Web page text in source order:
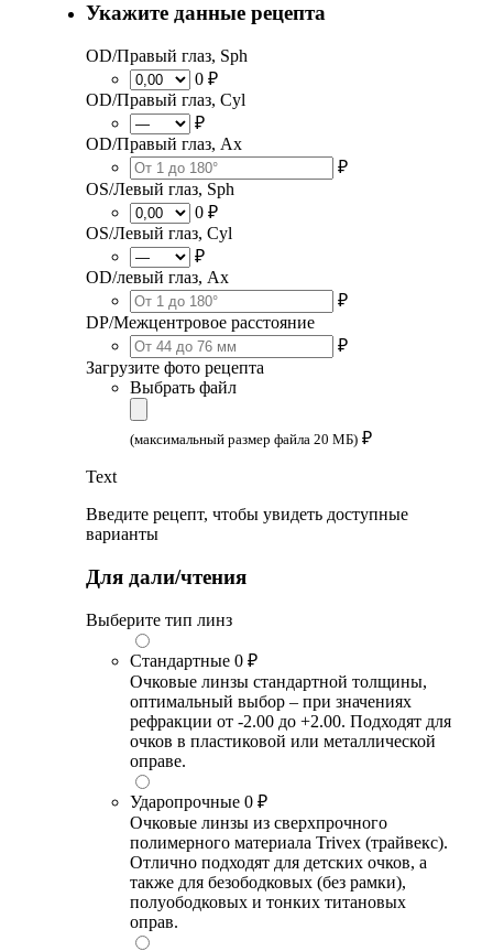
Укажите данные рецепта
OD/Правый глаз, Sph
0 ₽
OD/Правый глаз, Cyl
₽
OD/Правый глаз, Ax
₽
OS/Левый глаз, Sph
0 ₽
OS/Левый глаз, Cyl
₽
OD/левый глаз, Ax
₽
DP/Межцентровое расстояние
₽
Загрузите фото рецепта
Выбрать файл
(максимальный размер файла 20 МБ) ₽
Text
Введите рецепт, чтобы увидеть доступные
варианты
Для дали/чтения
Выберите тип линз
Стандартные 0 ₽
Очковые линзы стандартной толщины,
оптимальный выбор – при значениях
рефракции от -2.00 до +2.00. Подходят для
очков в пластиковой или металлической
оправе.
Ударопрочные 0 ₽
Очковые линзы из сверхпрочного
полимерного материала Trivex (трайвекс).
Отлично подходят для детских очков, а
также для безободковых (без рамки),
полуободковых и тонких титановых
оправ.